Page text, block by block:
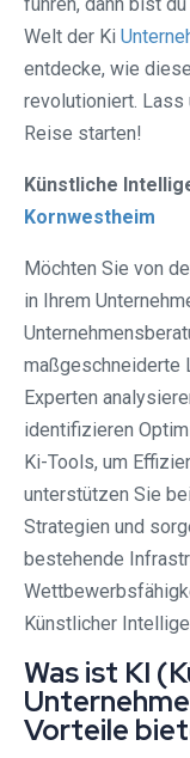
Welt der Ki
entdecke, wie
revolutioniert. Lass
Reise starten!
Künstliche
Kornwestheim
Möchten Sie von
in Ihrem
maßgeschneiderte
Experten
identifizieren
Ki-Tools, um
unterstützen Sie
Strategien und
bestehende
Künstlicher
Was ist KI
Vorteile